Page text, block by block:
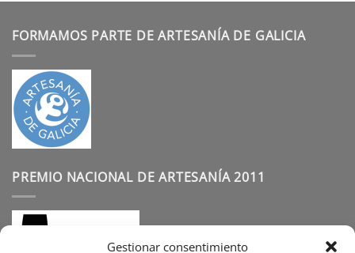
Gestionar consentimiento
FORMAMOS PARTE DE ARTESANÍA DE GALICIA
PREMIO NACIONAL DE ARTESANÍA 2011